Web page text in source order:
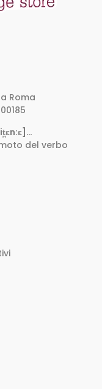
Roma
del verbo